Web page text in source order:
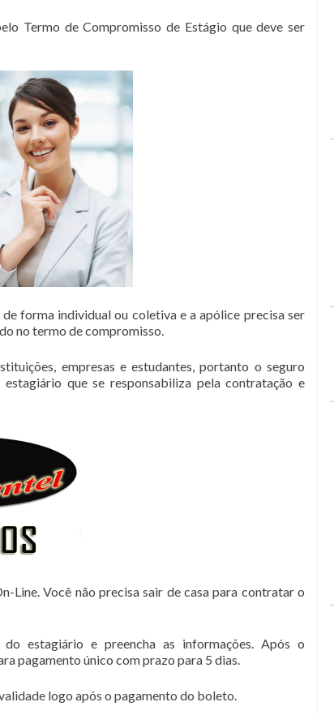
Termo de Compromisso de Estágio que deve ser
forma individual ou coletiva e a apólice precisa ser
no termo de compromisso.
empresas e estudantes, portanto o seguro
que se responsabiliza pela contratação e
Line. Você não precisa sair de casa para contratar o
estagiário e preencha as informações. Após o
pagamento único com prazo para 5 dias.
logo após o pagamento do boleto.